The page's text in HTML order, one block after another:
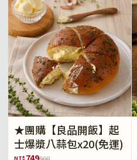
★團購【良品開飯】起
士爆漿八蒜包x20(免運)
NT$